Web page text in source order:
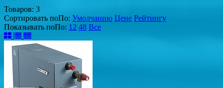
Товаров: 3
Сортировать поПо: Умолчанию Цене Рейтингу
Показывать поПо: 12 48 Все